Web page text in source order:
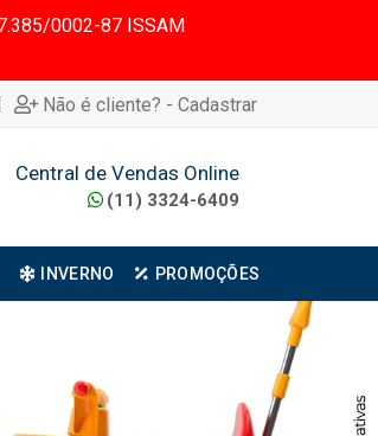
0002-87 ISSAM
Não é cliente? - Cadastrar
Central de Vendas Online
(11) 3324-6409
INVERNO PROMOÇÕES